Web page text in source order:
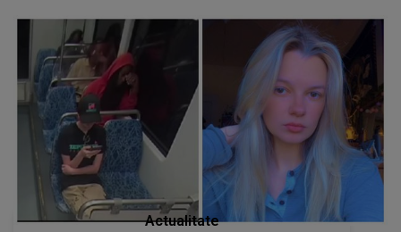
Actualitate